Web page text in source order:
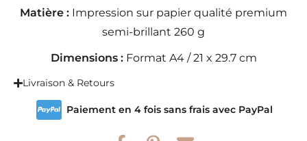
Matière : Impression sur papier qualité premium
semi-brillant 260 g
Dimensions :Format A4 / 21 x 29.7 cm
Livraison & Retours
Paiement en 4 fois sans frais avec PayPal